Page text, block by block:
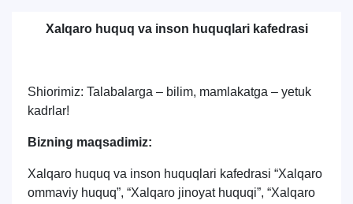
Xalqaro huquq va inson huquqlari kafedrasi
Shiorimiz: Talabalarga – bilim, mamlakatga – yetuk
kadrlar!
Bizning maqsadimiz:
Xalqaro huquq va inson huquqlari kafedrasi “Xalqaro
ommaviy huquq”, “Xalqaro jinoyat huquqi”, “Xalqaro